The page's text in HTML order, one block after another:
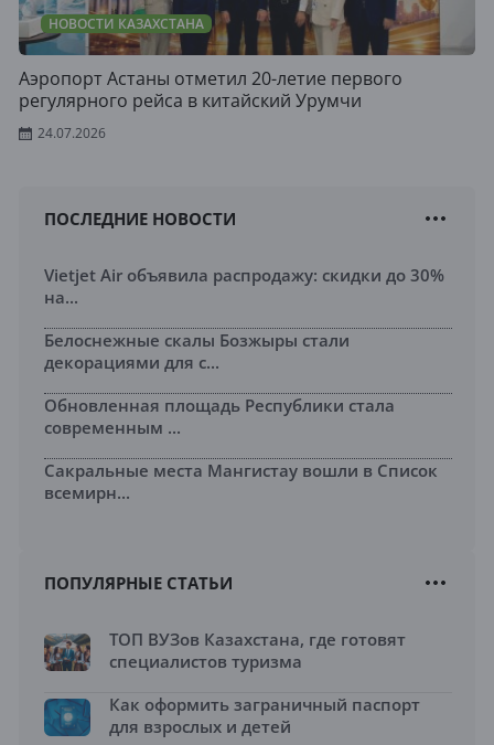
НОВОСТИ КАЗАХСТАНА
Аэропорт Астаны отметил 20-летие первого
регулярного рейса в китайский Урумчи
24.07.2026
ПОСЛЕДНИЕ НОВОСТИ
Vietjet Air объявила распродажу: скидки до 30%
на...
Белоснежные скалы Бозжыры стали
декорациями для с...
Обновленная площадь Республики стала
современным ...
Сакральные места Мангистау вошли в Список
всемирн...
ПОПУЛЯРНЫЕ СТАТЬИ
ТОП ВУЗов Казахстана, где готовят
специалистов туризма
Как оформить заграничный паспорт
для взрослых и детей